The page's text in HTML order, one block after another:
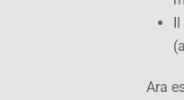
Il
Ara